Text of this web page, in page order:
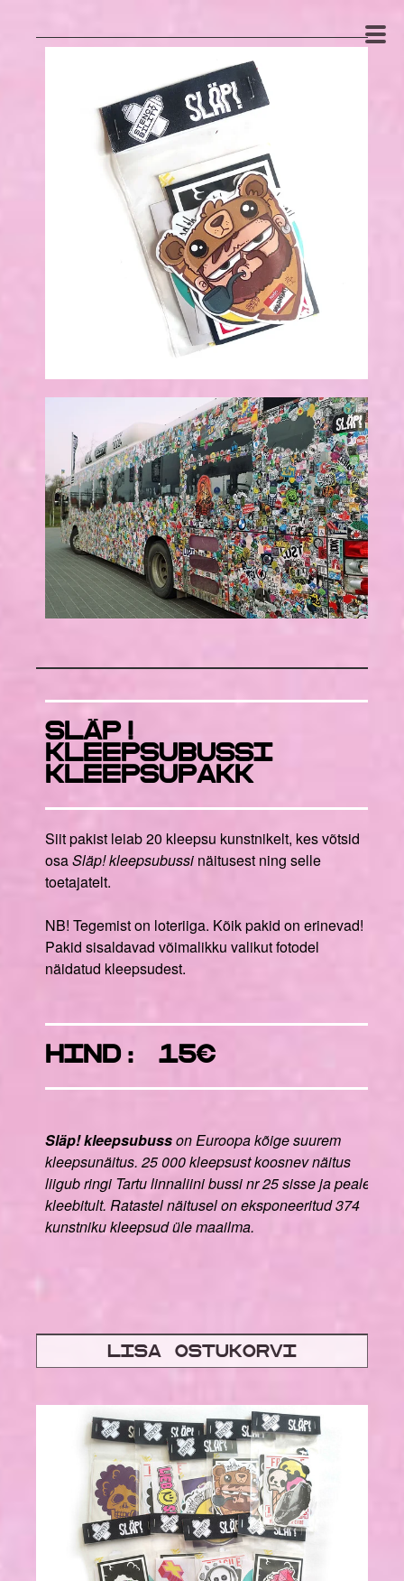
SlÄP!
kleepsubussi
KleepsuPAKK
Siit pakist leiab 20 kleepsu kunstnikelt, kes võtsid
osaSläp! kleepsubussi näitusest ning selle
toetajatelt.
NB! Tegemist on loteriiga. Kõik pakid on erinevad!
Pakid sisaldavad võimalikku valikut fotodel
näidatud kleepsudest.
HIND: 15€
Släp! kleepsubusson Euroopa kõige suurem
kleepsunäitus. 25 000 kleepsust koosnev näitus
liigub ringi Tartu linnaliini bussi nr 25 sisse ja peale
kleebitult. Ratastel näitusel on eksponeeritud 374
kunstniku kleepsud üle maailma.
Lisa ostukorvi